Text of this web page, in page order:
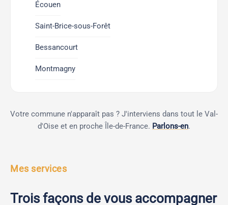
Écouen
Saint-Brice-sous-Forêt
Bessancourt
Montmagny
Votre commune n'apparaît pas ? J'interviens dans tout le Val-
d'Oise et en proche Île-de-France. Parlons-en.
Mes services
Trois façons de vous accompagner